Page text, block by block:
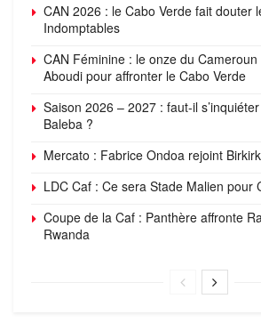
CAN 2026 : le Cabo Verde fait douter
Indomptables
CAN Féminine : le onze du
Aboudi pour affronter le Cabo Verde
Saison 2026 – 2027 : faut-il
Baleba ?
Mercato : Fabrice Ondoa rejoint
LDC Caf : Ce sera Stade Malien pour
Coupe de la Caf : Panthère affronte
Rwanda